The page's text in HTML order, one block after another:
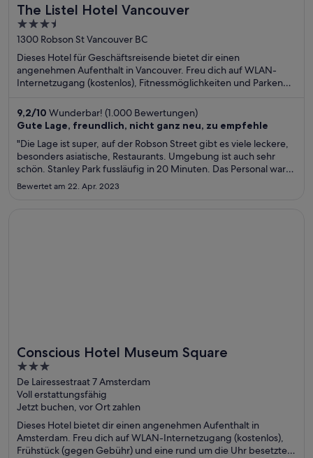
The Listel Hotel Vancouver
3.5
out
of
5
1300 Robson St Vancouver BC
Dieses Hotel für Geschäftsreisende bietet dir einen
angenehmen Aufenthalt in Vancouver. Freu dich auf WLAN-
Internetzugang (kostenlos), Fitnessmöglichkeiten und Parken
Personal und die sauberen Zimmer in unseren Bewertungen.
Einige beliebte Sehenswürdigkeiten – Vancouver Waterfront
und Stanley Park – befinden sich in der Nähe.
9,2/10 Wunderbar! (1.000 Bewertungen)
Gute Lage, freundlich, nicht ganz neu, zu empfehle
"Die Lage ist super, auf der Robson Street gibt es viele leckere,
besonders asiatische, Restaurants. Umgebung ist auch sehr
schön. Stanley Park fussläufig in 20 Minuten. Das Personal war
sehr zuvorkommend, allerdings hatten wir ohne Frühstück und
die Bar schließt um 9:30pm…"
Bewertet am 22. Apr. 2023
Conscious Hotel Museum Square
3
out
of
5
De Lairessestraat 7 Amsterdam
Voll erstattungsfähig
Jetzt buchen, vor Ort zahlen
Dieses Hotel bietet dir einen angenehmen Aufenthalt in
Amsterdam. Freu dich auf WLAN-Internetzugang (kostenlos),
Frühstück (gegen Gebühr) und eine rund um die Uhr besetzte